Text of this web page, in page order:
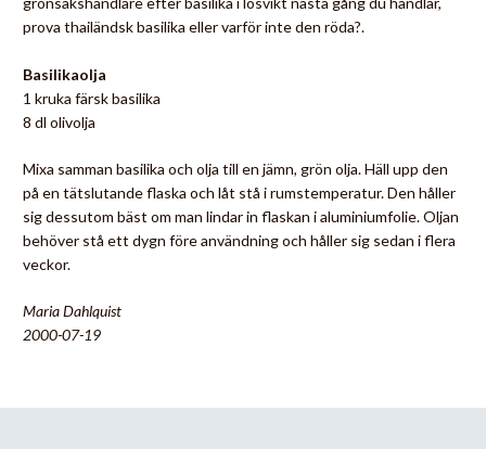
prova thailändsk basilika eller varför inte den röda?.
Basilikaolja
1 kruka färsk basilika
8 dl olivolja
Mixa samman basilika och olja till en jämn, grön olja. Häll upp den
på en tätslutande flaska och låt stå i rumstemperatur. Den håller
sig dessutom bäst om man lindar in flaskan i aluminiumfolie. Oljan
behöver stå ett dygn före användning och håller sig sedan i flera
veckor.
Maria Dahlquist
2000-07-19